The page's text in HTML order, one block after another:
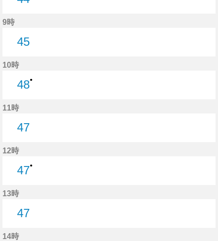
9時
45
10時
48●
11時
47
12時
47●
13時
47
14時